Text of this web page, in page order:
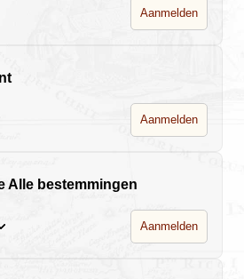
Aanmelden
Aanmelden
Alle bestemmingen
Aanmelden